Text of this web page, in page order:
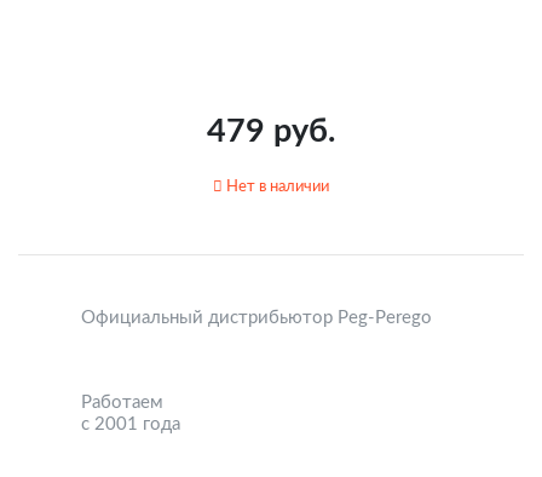
479 руб.
Нет в наличии
Официальный дистрибьютор Peg-Perego
Работаем
с 2001 года